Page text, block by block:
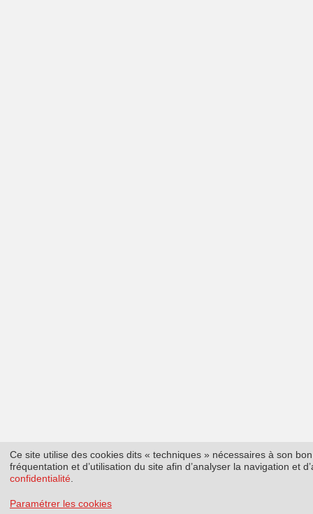
Ce site utilise des cookies dits « techniques » nécessaires à son
fréquentation et d’utilisation du site afin d’analyser la navigation et
confidentialité
Paramétrer les cookies